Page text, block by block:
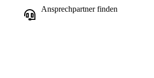
Ansprechpartner finden